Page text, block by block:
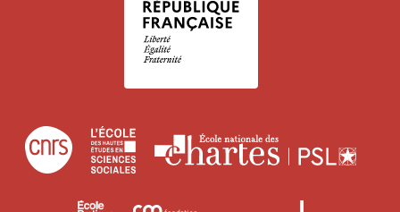
Centre
national
École
des